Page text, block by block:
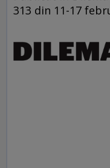
313 din 11-17